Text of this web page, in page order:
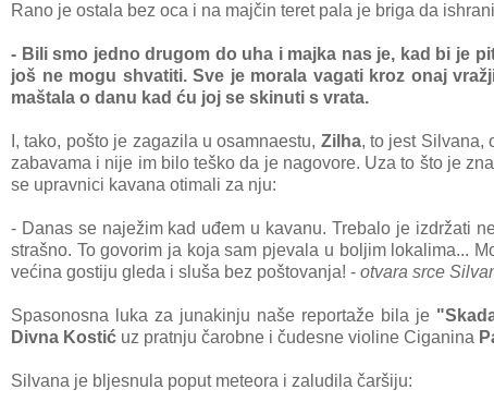
Rano je ostala bez oca i na majčin teret pala je briga da
- Bili smo jedno drugom do uha i majka nas je, kad bi je
još ne mogu shvatiti. Sve je morala vagati kroz onaj
maštala o danu kad ću joj se skinuti s vrata.
I, tako, pošto je zagazila u osamnaestu, Zilha, to jest Silvana,
zabavama i nije im bilo teško da je nagovore. Uza to što je
se upravnici kavana otimali za nju:
- Danas se naježim kad uđem u kavanu. Trebalo je izdržati
strašno. To govorim ja koja sam pjevala u boljim lokalima...
većina gostiju gleda i sluša bez poštovanja! - otvara srce
Spasonosna luka za junakinju naše reportaže bila je
Divna Kostić uz pratnju čarobne i čudesne violine Ciganina
Silvana je bljesnula poput meteora i zaludila čaršiju: